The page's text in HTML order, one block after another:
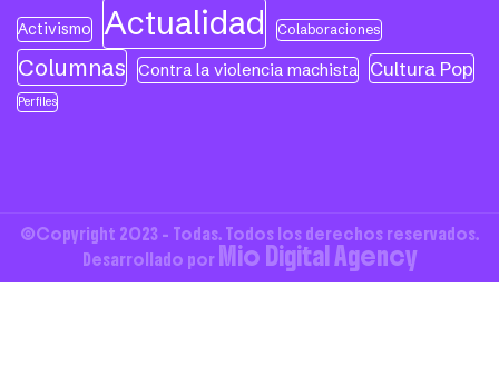
Activismo Actualidad Colaboraciones
Columnas Contra la violencia machista Cultura Pop
Perfiles
©Copyright 2023 - Todas. Todos los derechos reservados.
Desarrollado por Mio Digital Agency